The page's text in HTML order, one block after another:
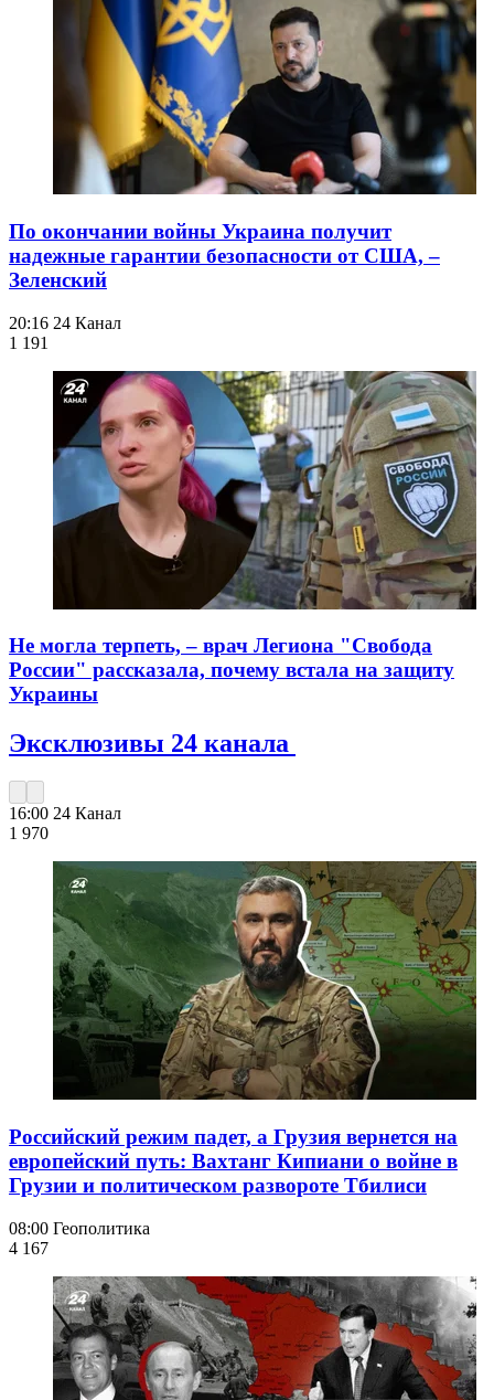
По окончании войны Украина получит
надежные гарантии безопасности от США, –
Зеленский
20:16 24 Канал
1 191
Не могла терпеть, – врач Легиона "Свобода
России" рассказала, почему встала на защиту
Украины
Эксклюзивы 24 канала
16:00 24 Канал
1 970
Российский режим падет, а Грузия вернется на
европейский путь: Вахтанг Кипиани о войне в
Грузии и политическом развороте Тбилиси
08:00 Геополитика
4 167